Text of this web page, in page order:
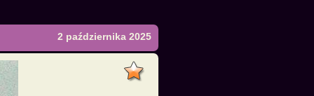
2 października 2025